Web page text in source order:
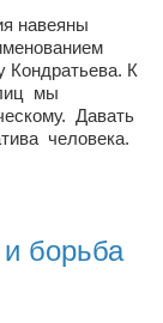
навеяны
Кондратьева. К
мы
Давать
человека.
борьба